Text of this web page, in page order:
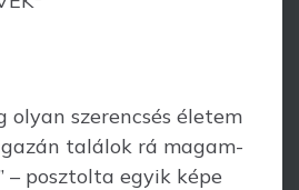
olyan szerencsés életem
találok rá magam­
– posztolta egyik képe